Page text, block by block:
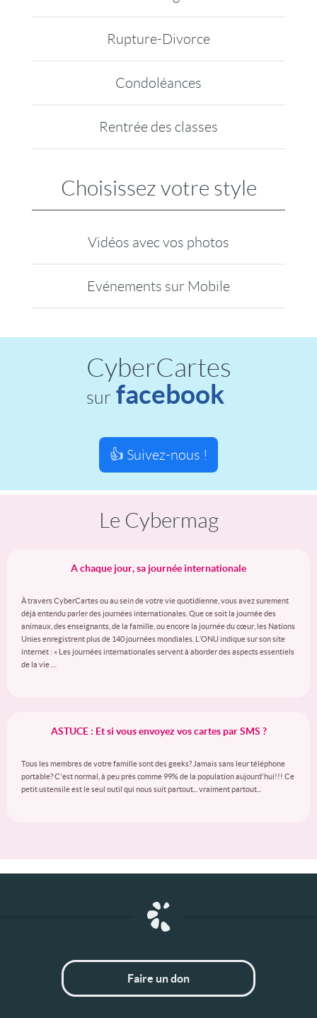
Rupture-Divorce
Condoléances
Rentrée des classes
Choisissez votre style
Vidéos avec vos photos
Evénements sur Mobile
CyberCartes
sur facebook
👍 Suivez-nous !
Le Cybermag
A chaque jour, sa journée internationale
À travers CyberCartes ou au sein de votre vie quotidienne, vous avez surement
déjà entendu parler des journées internationales. Que ce soit la journée des
animaux, des enseignants, de la famille, ou encore la journée du cœur, les Nations
Unies enregistrent plus de 140 journées mondiales. L’ONU indique sur son site
internet : « Les journées internationales servent à aborder des aspects essentiels
de la vie …
ASTUCE : Et si vous envoyez vos cartes par SMS ?
Tous les membres de votre famille sont des geeks? Jamais sans leur téléphone
portable? C'est normal, à peu près comme 99% de la population aujourd'hui!!! Ce
petit ustensile est le seul outil qui nous suit partout... vraiment partout...
Faire un don